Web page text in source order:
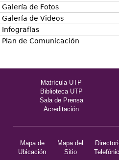
Galería de Fotos
Galería de Videos
Infografías
Plan de Comunicación
Matrícula UTP
Biblioteca UTP
Sala de Prensa
Acreditación
Mapa de
Ubicación
Mapa del
Sitio